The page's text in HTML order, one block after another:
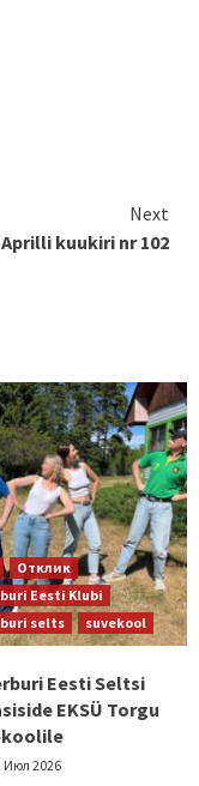
Next
Aprilli kuukiri nr 102
Отклик
Eesti Klubi
selts
suvekool
Eesti Seltsi
EKSÜ Torgu
Июл 2026